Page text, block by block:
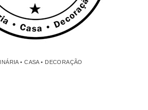
• CASA • DECORAÇÃO